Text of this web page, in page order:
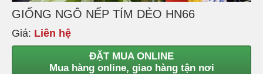
GIỐNG NGÔ NẾP TÍM DẺO HN66
Giá: Liên hệ
ĐẶT MUA ONLINE
Mua hàng online, giao hàng tận nơi